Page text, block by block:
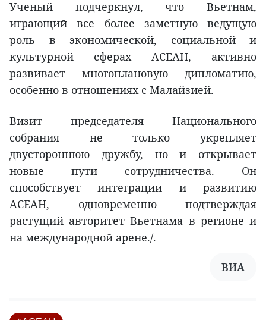
Ученый подчеркнул, что Вьетнам,
играющий все более заметную ведущую
роль в экономической, социальной и
культурной сферах АСЕАН, активно
развивает многоплановую дипломатию,
особенно в отношениях с Малайзией.
Визит председателя Национального
собрания не только укрепляет
двустороннюю дружбу, но и открывает
новые пути сотрудничества. Он
способствует интеграции и развитию
АСЕАН, одновременно подтверждая
растущий авторитет Вьетнама в регионе и
на международной арене./.
ВИА